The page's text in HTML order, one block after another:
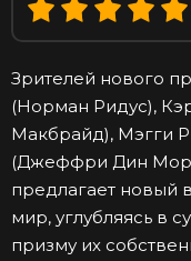
Зрителей нового
(Норман Ридус),
Макбрайд), Мэгги
(Джеффри Дин
предлагает новый
мир, углубляясь в
призму их